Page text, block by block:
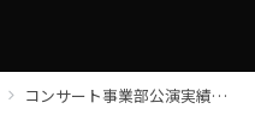
コンサート事業部公演実績２０２２年１２月